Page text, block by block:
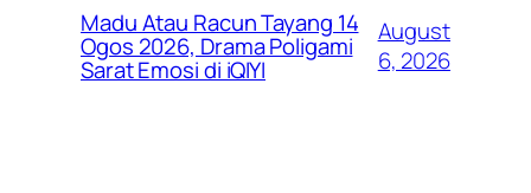
Madu Atau Racun Tayang 14
Ogos 2026, Drama Poligami
Sarat Emosi di iQIYI
August
6, 2026